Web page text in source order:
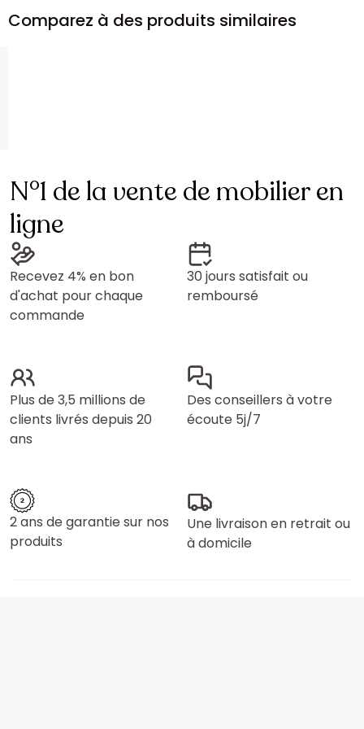
Comparez à des produits similaires
N°1 de la vente de mobilier en
ligne
Recevez 4% en bon
d'achat pour chaque
commande
30 jours satisfait ou
remboursé
Plus de 3,5 millions de
clients livrés depuis 20
ans
Des conseillers à votre
écoute 5j/7
2 ans de garantie sur nos
produits
Une livraison en retrait ou
à domicile